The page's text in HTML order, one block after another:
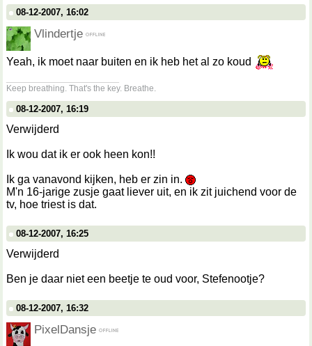
08-12-2007, 16:02
Vlindertje
Yeah, ik moet naar buiten en ik heb het al zo koud
Keep breathing. That's the key. Breathe.
08-12-2007, 16:19
Verwijderd
Ik wou dat ik er ook heen kon!!
Ik ga vanavond kijken, heb er zin in.
M'n 16-jarige zusje gaat liever uit, en ik zit juichend voor de
tv, hoe triest is dat.
08-12-2007, 16:25
Verwijderd
Ben je daar niet een beetje te oud voor, Stefenootje?
08-12-2007, 16:32
PixelDansje